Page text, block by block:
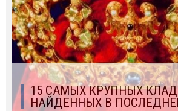
15 САМЫХ КРУПНЫХ
НАЙДЕННЫХ В